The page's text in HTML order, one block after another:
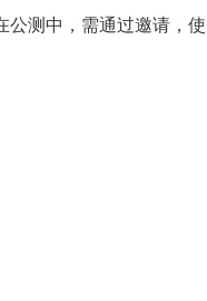
公测中，需通过邀请，使